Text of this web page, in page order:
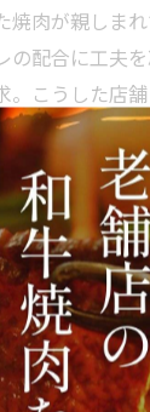
焼肉が親しま
の配合に工夫
。こうした店
を生み出して
はの伝統食材
は、地元なら
ントです。四
ハーブ、ミン
ともあります
とさせ、焼肉